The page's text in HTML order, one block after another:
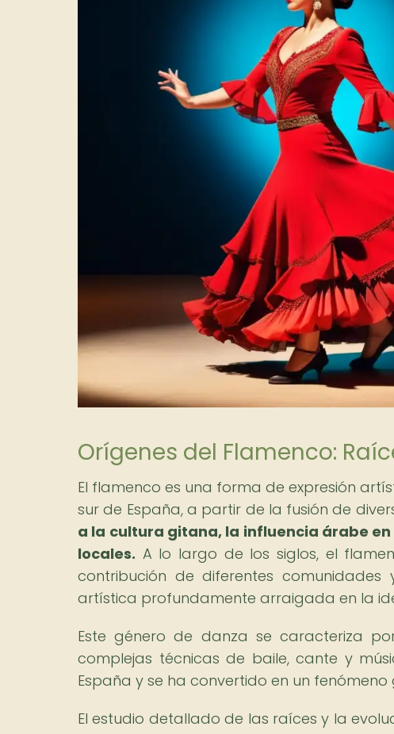
Orígenes del Flamenco:
El flamenco es una forma de expresión
sur de España, a partir de la fusión de
a la cultura gitana, la influencia árabe
locales. A lo largo de los siglos, el
contribución de diferentes comunidades
artística profundamente arraigada en la
Este género de danza se caracteriza
complejas técnicas de baile, cante y
España y se ha convertido en un
El estudio detallado de las raíces y la